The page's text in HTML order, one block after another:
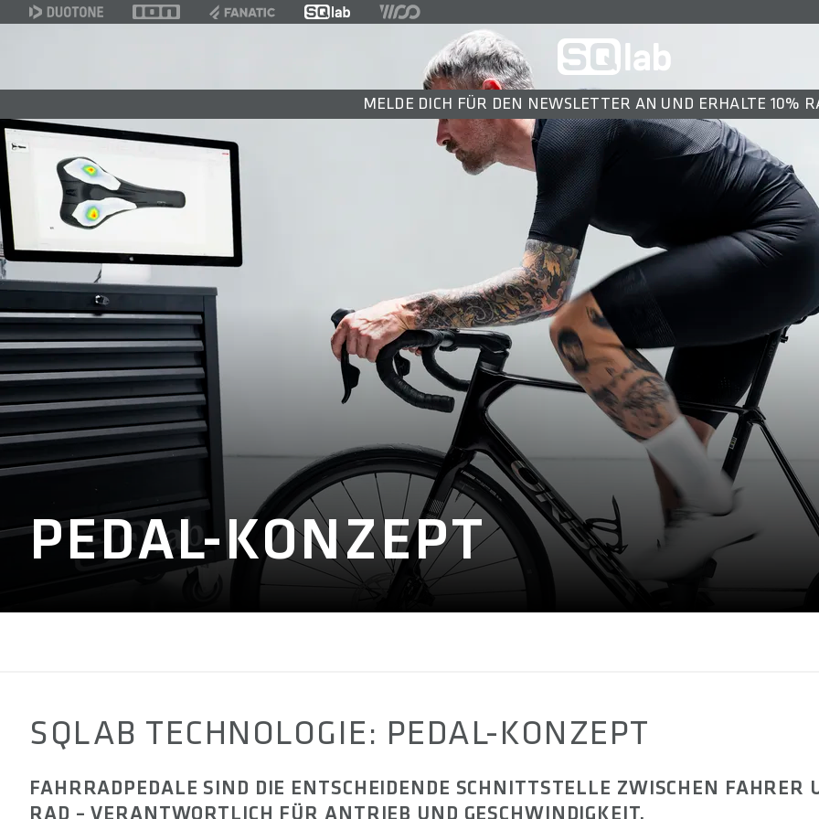
MELDE DICH FÜR DEN NEWSLETTER AN UND ERHALTE 10%
PEDAL-KONZEPT
SQLAB TECHNOLOGIE: PEDAL-KONZEPT
FAHRRADPEDALE SIND DIE ENTSCHEIDENDE SCHNITTSTELLE ZWISCHEN FAHRER
RAD – VERANTWORTLICH FÜR ANTRIEB UND GESCHWINDIGKEIT.